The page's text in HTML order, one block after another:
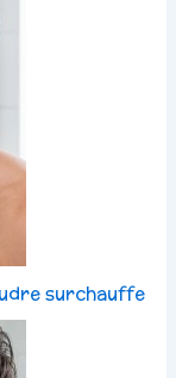
surchauffe